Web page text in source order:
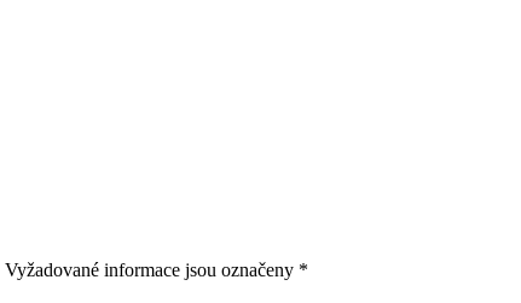
Vyžadované informace jsou označeny *